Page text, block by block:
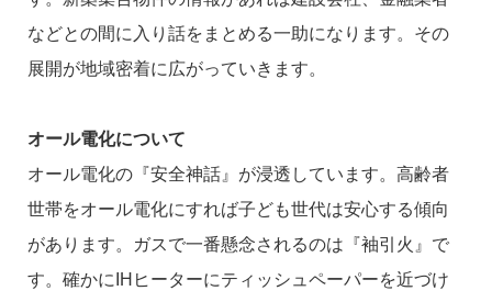
などとの間に入り話をまとめる一助になります。その
展開が地域密着に広がっていきます。
オール電化について
オール電化の『安全神話』が浸透しています。高齢者
世帯をオール電化にすれば子ども世代は安心する傾向
があります。ガスで一番懸念されるのは『袖引火』で
す。確かにIHヒーターにティッシュペーパーを近づけ